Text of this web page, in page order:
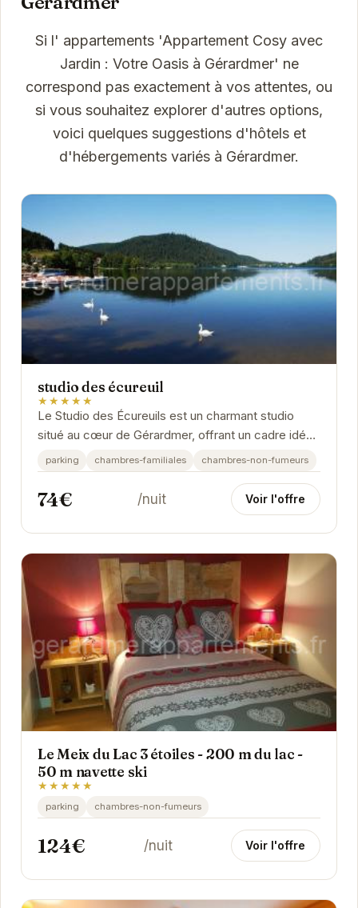
Si l' appartements 'Appartement Cosy avec
Jardin : Votre Oasis à Gérardmer' ne
correspond pas exactement à vos attentes, ou
si vous souhaitez explorer d'autres options,
voici quelques suggestions d'hôtels et
d'hébergements variés à Gérardmer.
studio des écureuil
★★★★★
Le Studio des Écureuils est un charmant studio
situé au cœur de Gérardmer, offrant un cadre idéal
pour une escapade romantique ou des vacances...
parking chambres-familiales chambres-non-fumeurs
74€ /nuit Voir l'offre
Le Meix du Lac 3 étoiles - 200 m du lac -
50 m navette ski
★★★★★
parking chambres-non-fumeurs
124€ /nuit Voir l'offre